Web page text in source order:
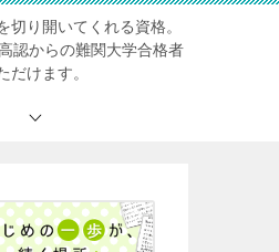
り開いてくれる資格。
認からの難関大学合格者
けます。